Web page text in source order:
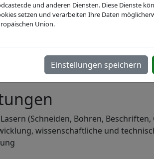
Webseite
bietet
in der Mikro/Nanostrukturierung
(Schneiden, Bohren,
wissenschaftliche und
und anderen Diensten. Diese Dienste
setzen und verarbeiten Ihre Daten
Union.
Einstellungen speichern